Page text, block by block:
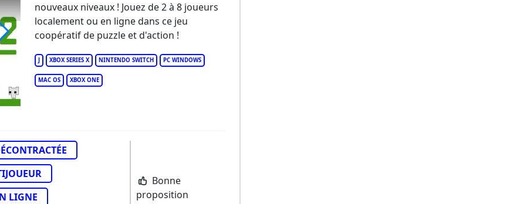
2 J XBOX SERIES X NINTENDO SWITCH PC WINDOWS
MAC OS XBOX ONE
nouveaux niveaux ! Jouez de 2 à 8 joueurs
localement ou en ligne dans ce jeu
coopératif de puzzle et d'action !
LIGNE
Bonne
proposition